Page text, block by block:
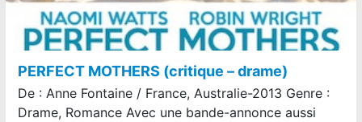
PERFECT MOTHERS (critique – drame)
De : Anne Fontaine / France, Australie-2013 Genre :
Drame, Romance Avec une bande-annonce aussi